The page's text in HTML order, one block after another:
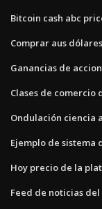
Bitcoin cash abc
Comprar aus
Ganancias de
Clases de comercio
Ondulación ciencia
Ejemplo de sistema
Hoy precio de la
Feed de noticias